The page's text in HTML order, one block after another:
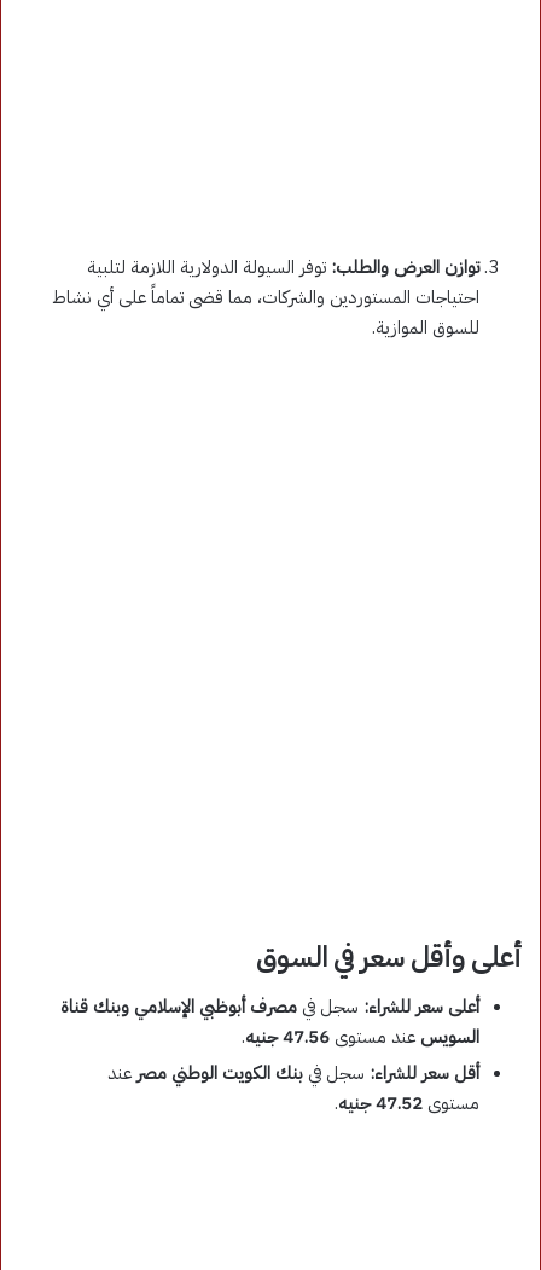
توازن العرض والطلب: توفر السيولة الدولارية اللازمة لتلبية
احتياجات المستوردين والشركات، مما قضى تماماً على أي نشاط
للسوق الموازية.
أعلى وأقل سعر في السوق
أعلى سعر للشراء: سجل في مصرف أبوظبي الإسلامي وبنك قناة
السويس عند مستوى 47.56 جنيه
.
أقل سعر للشراء: سجل في بنك الكويت الوطني مصر عند
مستوى 47.52 جنيه .